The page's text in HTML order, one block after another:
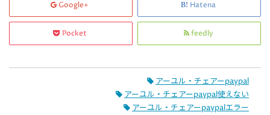
Google+ Hatena
Pocket feedly
アーユル・チェアーpaypal
アーユル・チェアーpaypal使えない
アーユル・チェアーpaypalエラー